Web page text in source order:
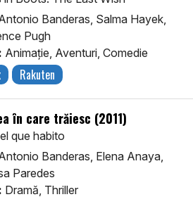
Banderas, Salma Hayek,
Pugh
Animaţie, Aventuri, Comedie
Rakuten
în care trăiesc (2011)
que habito
Banderas, Elena Anaya,
Paredes
Dramă, Thriller